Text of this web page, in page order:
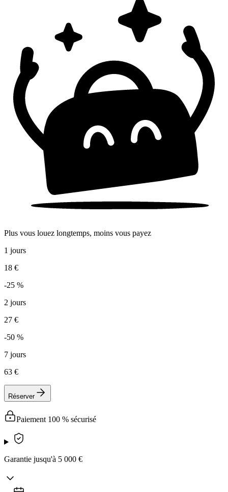
Plus vous louez longtemps, moins vous payez
1 jours
18 €
-25 %
2 jours
27 €
-50 %
7 jours
63 €
Réserver
Paiement 100 % sécurisé
Garantie jusqu'à 5 000 €